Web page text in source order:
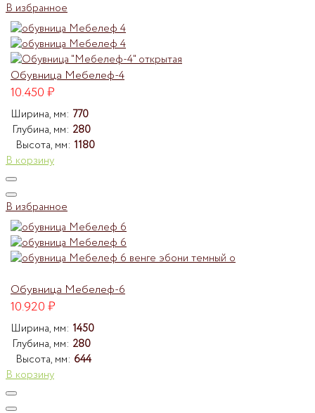
В избранное
Обувница Мебелеф-4
10.450₽
Ширина, мм: 770
Глубина, мм: 280
Высота, мм: 1180
В корзину
В избранное
Обувница Мебелеф-6
10.920₽
Ширина, мм: 1450
Глубина, мм: 280
Высота, мм: 644
В корзину